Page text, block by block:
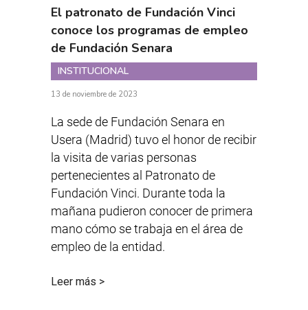
El patronato de Fundación Vinci
conoce los programas de empleo
de Fundación Senara
INSTITUCIONAL
13 de noviembre de 2023
La sede de Fundación Senara en
Usera (Madrid) tuvo el honor de recibir
la visita de varias personas
pertenecientes al Patronato de
Fundación Vinci. Durante toda la
mañana pudieron conocer de primera
mano cómo se trabaja en el área de
empleo de la entidad.
Leer más >